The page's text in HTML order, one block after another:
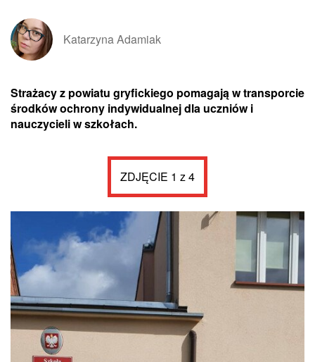
Katarzyna Adamiak
Strażacy z powiatu gryfickiego pomagają w transporcie
środków ochrony indywidualnej dla uczniów i
nauczycieli w szkołach.
ZDJĘCIE 1 z 4